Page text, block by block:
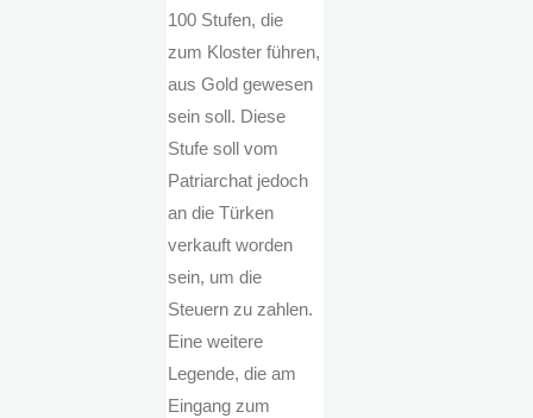
100 Stufen, die
zum Kloster führen,
aus Gold gewesen
sein soll. Diese
Stufe soll vom
Patriarchat jedoch
an die Türken
verkauft worden
sein, um die
Steuern zu zahlen.
Eine weitere
Legende, die am
Eingang zum